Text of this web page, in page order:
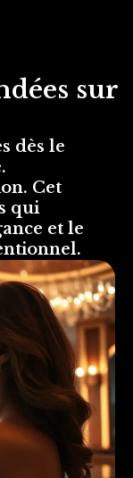
sur
dès le
Cet
qui
et le